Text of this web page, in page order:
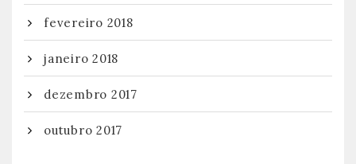
fevereiro 2018
janeiro 2018
dezembro 2017
outubro 2017